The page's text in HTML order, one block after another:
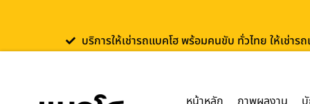
บริการให้เช่ารถแบคโฮ พร้อมคนขับ ทั่วไทย ให้เช่า